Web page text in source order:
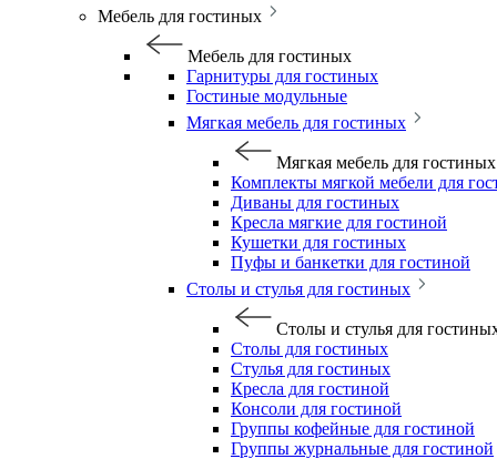
Мебель для гостиных
Мебель для гостиных
Гарнитуры для гостиных
Гостиные модульные
Мягкая мебель для гостиных
Мягкая мебель для гостиных
Комплекты мягкой мебели для
Диваны для гостиных
Кресла мягкие для гостиной
Кушетки для гостиных
Пуфы и банкетки для гостиной
Столы и стулья для гостиных
Столы и стулья для
Столы для гостиных
Стулья для гостиных
Кресла для гостиной
Консоли для гостиной
Группы кофейные для гостиной
Группы журнальные для гостиной